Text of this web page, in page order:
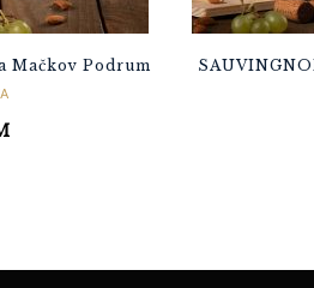
Mačkov Podrum